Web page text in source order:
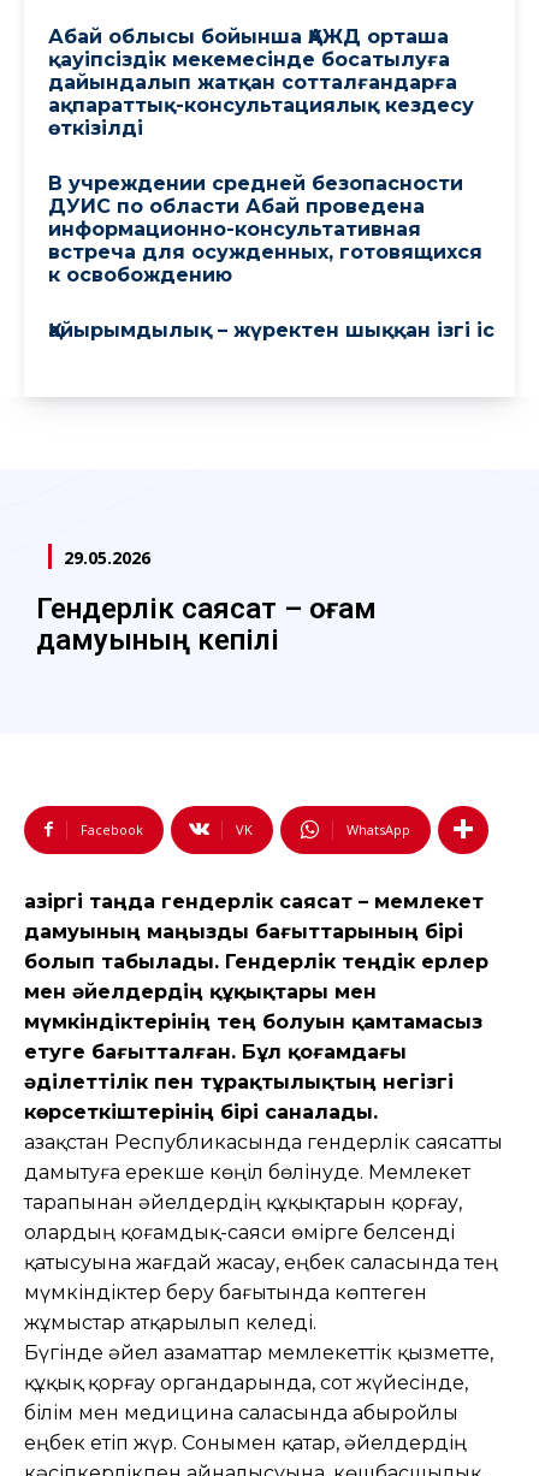
Абай облысы бойынша ҚАЖД орташа
қауіпсіздік мекемесінде босатылуға
дайындалып жатқан сотталғандарға
ақпараттық-консультациялық кездесу
өткізілді
В учреждении средней безопасности
ДУИС по области Абай проведена
информационно-консультативная
встреча для осужденных, готовящихся
к освобождению
Қайырымдылық – жүректен шыққан ізгі іс